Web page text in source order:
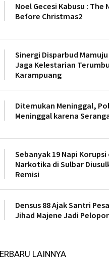
Noel Gecesi Kabusu : The
Before Christmas2
Sinergi Disparbud Mamuju
Jaga Kelestarian
Karampuang
Ditemukan Meninggal,
Meninggal karena
Sebanyak 19 Napi Korupsi
Narkotika di Sulbar
Remisi
Densus 88 Ajak Santri
Jihad Majene Jadi
LAINNYA